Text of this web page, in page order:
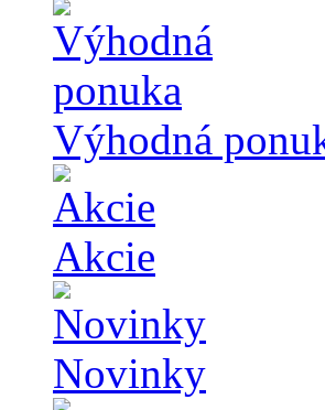
Výhodná
Akcie
Novinky